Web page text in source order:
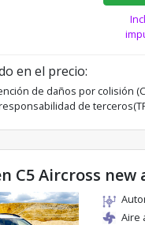
en el precio:
de daños por colisión
de
C5 Aircross new
Aire